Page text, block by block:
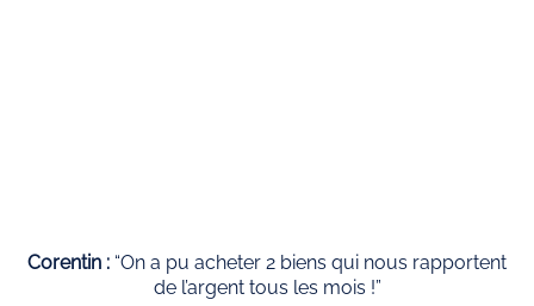
Corentin : “On a pu acheter 2 biens qui nous rapportent
de l’argent tous les mois !”